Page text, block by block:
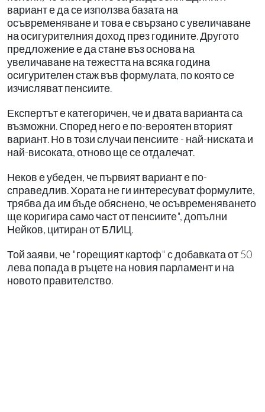
вариант е да се използва базата на
осъвременяване и това е свързано с увеличаване
на осигурителния доход през годините. Другото
предложение е да стане въз основа на
увеличаване на тежестта на всяка година
осигурителен стаж във формулата, по която се
изчисляват пенсиите.
Експертът е категоричен, че и двата варианта са
възможни. Според него е по-вероятен вторият
вариант. Но в този случаи пенсиите - най-ниската и
най-високата, отново ще се отдалечат.
Неков е убеден, че първият вариант е по-
справедлив. Хората не ги интересуват формулите,
трябва да им бъде обяснено, че осъвременяването
ще коригира само част от пенсиите", допълни
Нейков, цитиран от БЛИЦ.
Той заяви, че "горещият картоф" с добавката от 50
лева попада в ръцете на новия парламент и на
новото правителство.